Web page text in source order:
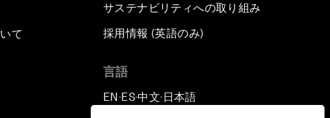
て
サステナビリティへの取り組み
採用情報 (英語のみ)
言語
EN ▪ ES▪中文▪ 日本語